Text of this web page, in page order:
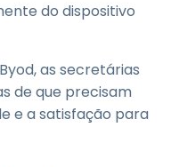
do dispositivo
as secretárias
de que precisam
e a satisfação para